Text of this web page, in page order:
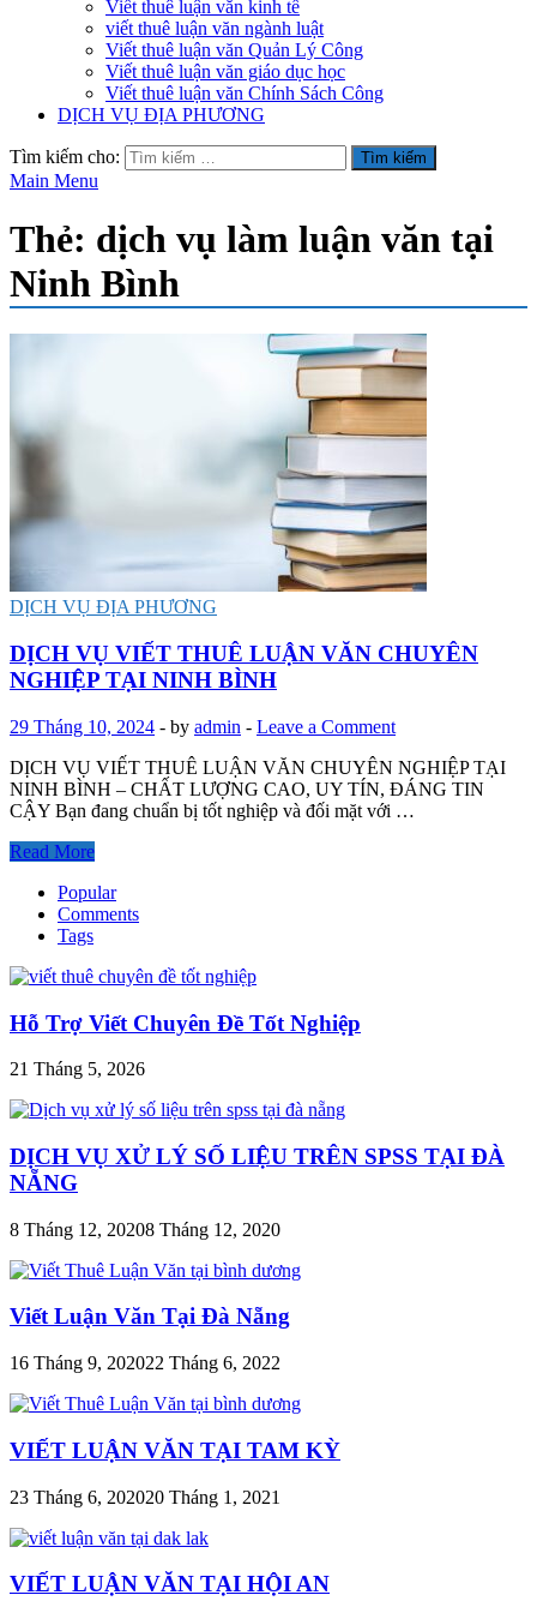
Viết thuê luận văn kinh tế
viết thuê luận văn ngành luật
Viết thuê luận văn Quản Lý Công
Viết thuê luận văn giáo dục học
Viết thuê luận văn Chính Sách Công
DỊCH VỤ ĐỊA PHƯƠNG
Tìm kiếm cho:
Main Menu
Thẻ: dịch vụ làm luận văn tại
Ninh Bình
DỊCH VỤ ĐỊA PHƯƠNG
DỊCH VỤ VIẾT THUÊ LUẬN VĂN CHUYÊN
NGHIỆP TẠI NINH BÌNH
29 Tháng 10, 2024 - by admin - Leave a Comment
DỊCH VỤ VIẾT THUÊ LUẬN VĂN CHUYÊN NGHIỆP TẠI
NINH BÌNH – CHẤT LƯỢNG CAO, UY TÍN, ĐÁNG TIN
CẬY Bạn đang chuẩn bị tốt nghiệp và đối mặt với …
Read More
Popular
Comments
Tags
Hỗ Trợ Viết Chuyên Đề Tốt Nghiệp
21 Tháng 5, 2026
DỊCH VỤ XỬ LÝ SỐ LIỆU TRÊN SPSS TẠI ĐÀ
NẴNG
8 Tháng 12, 20208 Tháng 12, 2020
Viết Luận Văn Tại Đà Nẵng
16 Tháng 9, 202022 Tháng 6, 2022
VIẾT LUẬN VĂN TẠI TAM KỲ
23 Tháng 6, 202020 Tháng 1, 2021
VIẾT LUẬN VĂN TẠI HỘI AN